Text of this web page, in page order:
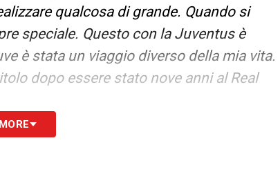
qualcosa di grande. Quando si
speciale. Questo con la Juventus è
è stata un viaggio diverso della mia vita.
dopo essere stato nove anni al Real